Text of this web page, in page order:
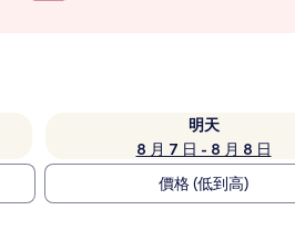
明天
8 月 7 日 - 8 月 8 日
價格 (低到高)